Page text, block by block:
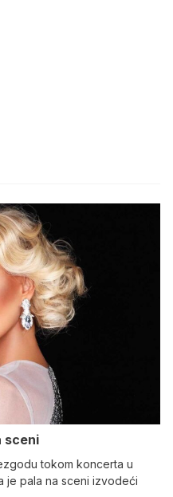
sceni
tokom koncerta u
je pala na sceni izvodeći